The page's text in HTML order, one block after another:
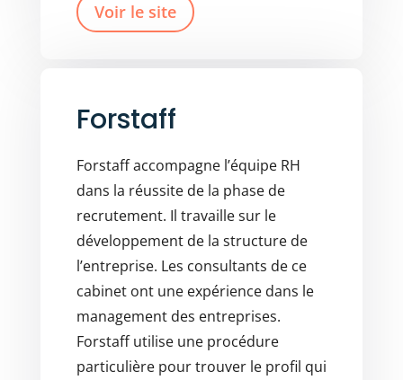
Voir le site
Forstaff
Forstaff accompagne l’équipe RH
dans la réussite de la phase de
recrutement. Il travaille sur le
développement de la structure de
l’entreprise. Les consultants de ce
cabinet ont une expérience dans le
management des entreprises.
Forstaff utilise une procédure
particulière pour trouver le profil qui